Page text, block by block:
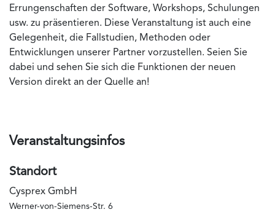
Errungenschaften der Software, Workshops, Schulungen
usw. zu präsentieren. Diese Veranstaltung ist auch eine
Gelegenheit, die Fallstudien, Methoden oder
Entwicklungen unserer Partner vorzustellen. Seien Sie
dabei und sehen Sie sich die Funktionen der neuen
Version direkt an der Quelle an!
Veranstaltungsinfos
Standort
Cysprex GmbH
Werner-von-Siemens-Str. 6